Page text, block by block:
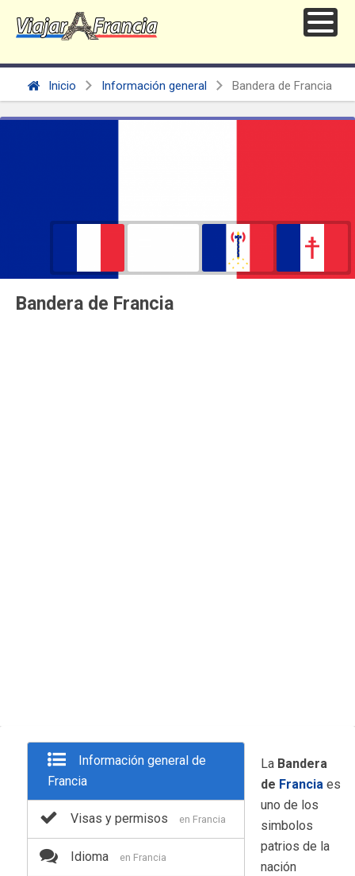
Inicio Información general Bandera de Francia
Bandera de Francia
Información general de
Francia
Visas y permisos en Francia
Idioma en Francia
La Bandera
de Francia es
uno de los
simbolos
patrios de la
nación